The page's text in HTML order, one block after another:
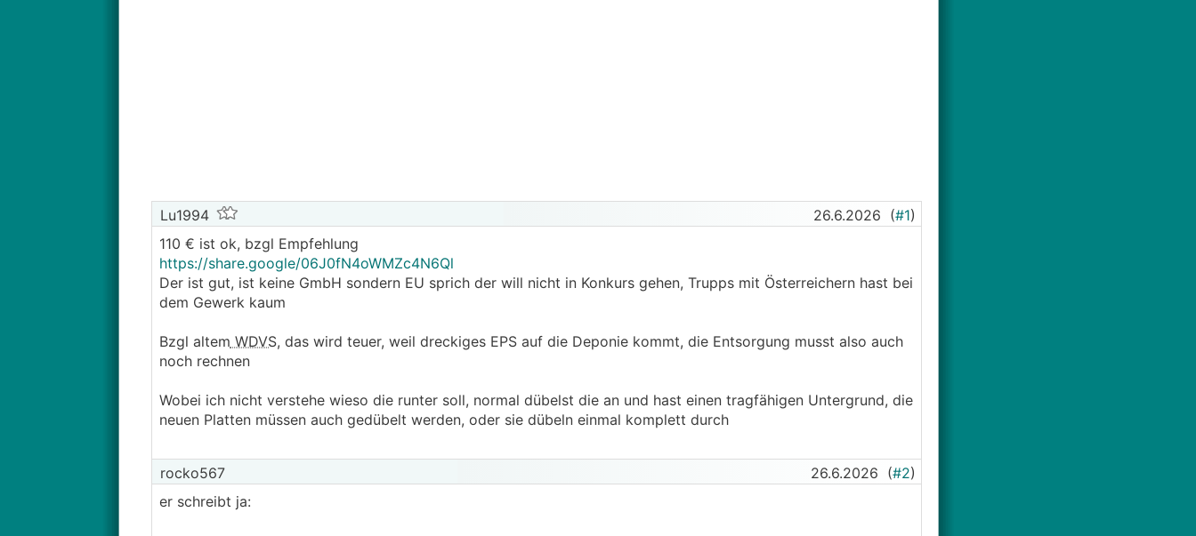
Lu1994 26.6.2026 (#1)
110 € ist ok, bzgl Empfehlung
https://share.google/06J0fN4oWMZc4N6Ql
Der ist gut, ist keine GmbH sondern EU sprich der will nicht in Konkurs gehen, Trupps mit Österreichern hast bei
dem Gewerk kaum
Bzgl altem WDVS, das wird teuer, weil dreckiges EPS auf die Deponie kommt, die Entsorgung musst also auch
noch rechnen
Wobei ich nicht verstehe wieso die runter soll, normal dübelst die an und hast einen tragfähigen Untergrund, die
neuen Platten müssen auch gedübelt werden, oder sie dübeln einmal komplett durch
rocko567 26.6.2026 (#2)
er schreibt ja: